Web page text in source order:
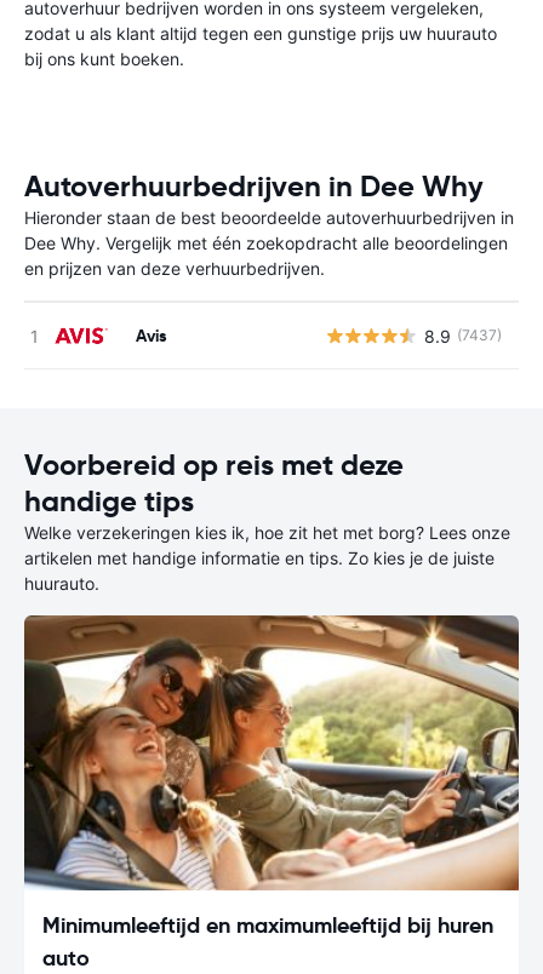
autoverhuur bedrijven worden in ons systeem vergeleken,
zodat u als klant altijd tegen een gunstige prijs uw huurauto
bij ons kunt boeken.
Autoverhuurbedrijven in Dee Why
Hieronder staan de best beoordeelde autoverhuurbedrijven in
Dee Why. Vergelijk met één zoekopdracht alle beoordelingen
en prijzen van deze verhuurbedrijven.
Avis 8.9 (7437)
Voorbereid op reis met deze
handige tips
Welke verzekeringen kies ik, hoe zit het met borg? Lees onze
artikelen met handige informatie en tips. Zo kies je de juiste
huurauto.
Minimumleeftijd en maximumleeftijd bij huren
auto